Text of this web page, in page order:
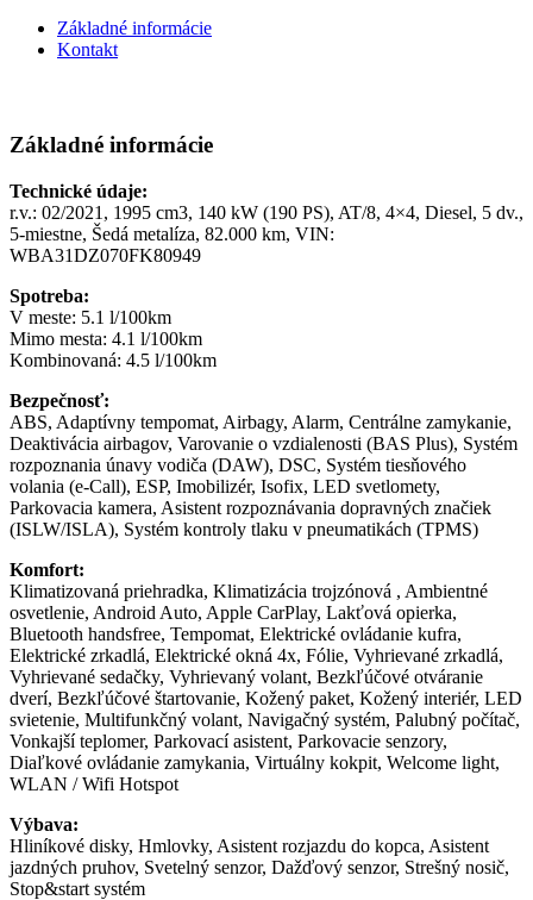
Základné informácie
Kontakt
Základné informácie
Technické údaje:
r.v.: 02/2021, 1995 cm3, 140 kW (190 PS), AT/8, 4×4, Diesel, 5 dv.,
5-miestne, Šedá metalíza, 82.000 km, VIN:
WBA31DZ070FK80949
Spotreba:
V meste: 5.1 l/100km
Mimo mesta: 4.1 l/100km
Kombinovaná: 4.5 l/100km
Bezpečnosť:
ABS, Adaptívny tempomat, Airbagy, Alarm, Centrálne zamykanie,
Deaktivácia airbagov, Varovanie o vzdialenosti (BAS Plus), Systém
rozpoznania únavy vodiča (DAW), DSC, Systém tiesňového
volania (e-Call), ESP, Imobilizér, Isofix, LED svetlomety,
Parkovacia kamera, Asistent rozpoznávania dopravných značiek
(ISLW/ISLA), Systém kontroly tlaku v pneumatikách (TPMS)
Komfort:
Klimatizovaná priehradka, Klimatizácia trojzónová , Ambientné
osvetlenie, Android Auto, Apple CarPlay, Lakťová opierka,
Bluetooth handsfree, Tempomat, Elektrické ovládanie kufra,
Elektrické zrkadlá, Elektrické okná 4x, Fólie, Vyhrievané zrkadlá,
Vyhrievané sedačky, Vyhrievaný volant, Bezkľúčové otváranie
dverí, Bezkľúčové štartovanie, Kožený paket, Kožený interiér, LED
svietenie, Multifunkčný volant, Navigačný systém, Palubný počítač,
Vonkajší teplomer, Parkovací asistent, Parkovacie senzory,
Diaľkové ovládanie zamykania, Virtuálny kokpit, Welcome light,
WLAN / Wifi Hotspot
Výbava:
Hliníkové disky, Hmlovky, Asistent rozjazdu do kopca, Asistent
jazdných pruhov, Svetelný senzor, Dažďový senzor, Strešný nosič,
Stop&start systém